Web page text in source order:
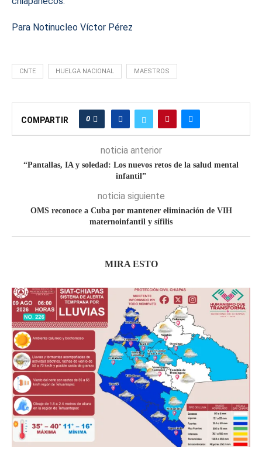
Para Notinucleo Víctor Pérez
CNTE HUELGA NACIONAL MAESTROS
COMPARTIR 0
noticia anterior
“Pantallas, IA y soledad: Los nuevos retos de la salud mental
infantil”
noticia siguiente
OMS reconoce a Cuba por mantener eliminación de VIH
maternoinfantil y sífilis
MIRA ESTO